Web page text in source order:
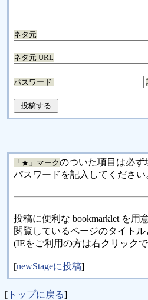
ネタ元
ネタ元 URL
パスワード
「★」マークのついた項目は必ず
パスワードを記入してくださ
投稿に便利な bookmarklet を用
閲覧しているページのタイト
(IEをご利用の方は右クリック
[newStageに投稿]
[ トップに戻る]